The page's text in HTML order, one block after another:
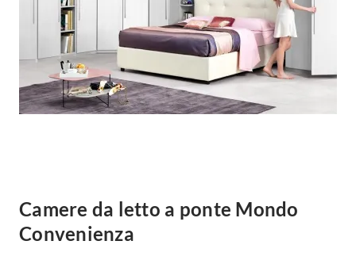
Camere da letto a ponte Mondo
Convenienza